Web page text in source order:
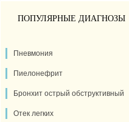
ПОПУЛЯРНЫЕ ДИАГНОЗЫ
Пневмония
Пиелонефрит
Бронхит острый обструктивный
Отек легких